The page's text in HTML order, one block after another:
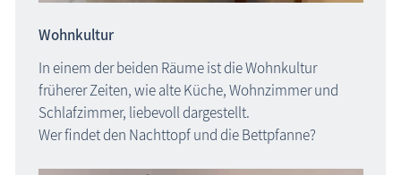
Wohnkultur
In einem der beiden Räume ist die Wohnkultur
früherer Zeiten, wie alte Küche, Wohnzimmer und
Schlafzimmer, liebevoll dargestellt.
Wer findet den Nachttopf und die Bettpfanne?